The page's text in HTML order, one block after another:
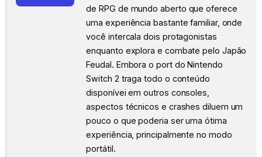
de RPG de mundo aberto que oferece
uma experiência bastante familiar, onde
você intercala dois protagonistas
enquanto explora e combate pelo Japão
Feudal. Embora o port do Nintendo
Switch 2 traga todo o conteúdo
disponívei em outros consoles,
aspectos técnicos e crashes diluem um
pouco o que poderia ser uma ótima
experiência, principalmente no modo
portátil.